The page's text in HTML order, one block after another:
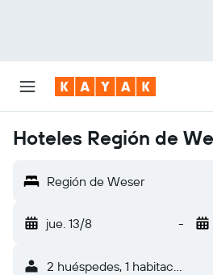
Hoteles Región de
Región de Weser
jue. 13/8 -
2 huéspedes, 1 habitación